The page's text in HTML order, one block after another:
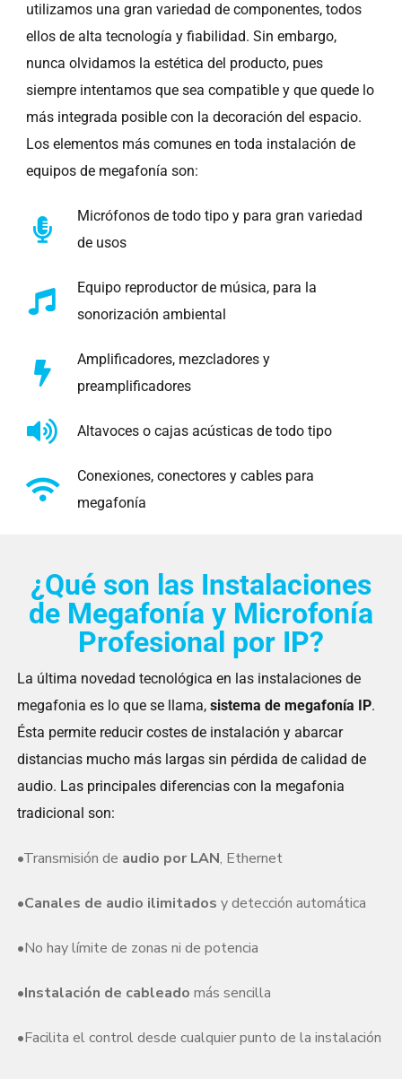
utilizamos una gran variedad de componentes, todos
ellos de alta tecnología y fiabilidad. Sin embargo,
nunca olvidamos la estética del producto, pues
siempre intentamos que sea compatible y que quede lo
más integrada posible con la decoración del espacio.
Los elementos más comunes en toda instalación de
equipos de megafonía son:
Micrófonos de todo tipo y para gran variedad
de usos
Equipo reproductor de música, para la
sonorización ambiental
Amplificadores, mezcladores y
preamplificadores
Altavoces o cajas acústicas de todo tipo
Conexiones, conectores y cables para
megafonía
¿Qué son las Instalaciones
de Megafonía y Microfonía
Profesional por IP?
La última novedad tecnológica en las instalaciones de
megafonia es lo que se llama, sistema de megafonía IP.
Ésta permite reducir costes de instalación y abarcar
distancias mucho más largas sin pérdida de calidad de
audio. Las principales diferencias con la megafonia
tradicional son:
•Transmisión de audio por LAN, Ethernet
•Canales de audio ilimitados y detección automática
•No hay límite de zonas ni de potencia
•Instalación de cableado más sencilla
•Facilita el control desde cualquier punto de la instalación